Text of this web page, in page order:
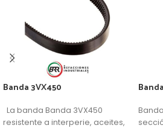
Banda 3VX450
La banda Banda 3VX450
resistente a interperie, aceites,